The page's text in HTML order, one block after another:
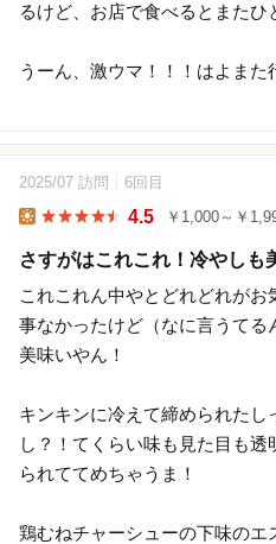
るけど、お店で食べるとまたひ
うーん、激ウマ！！！はよまた
2025/07 訪問 6回目
4.5 ￥1,000～￥
さすがはこれこれ！冷やしも
これこれん中やとどれどれが
事なかったけど（なに言うてる
美味いやん！
キンキンに冷えて締められた
し？！てくらい味も見た目も
られててめちゃうま！
鶏むねチャーシューの下味の